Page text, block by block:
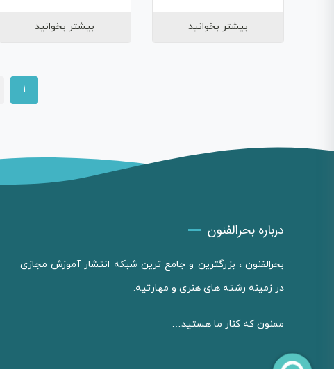
بیشتر بخوانید بیشتر بخوانید
1
درباره بحرالفنون
بحرالفنون ، بزرگترین و جامع ترین شبکه انتشار آموزش مجازی
در زمینه رشته های هنری و مهارتیه.
ممنون که کنار ما هستید…